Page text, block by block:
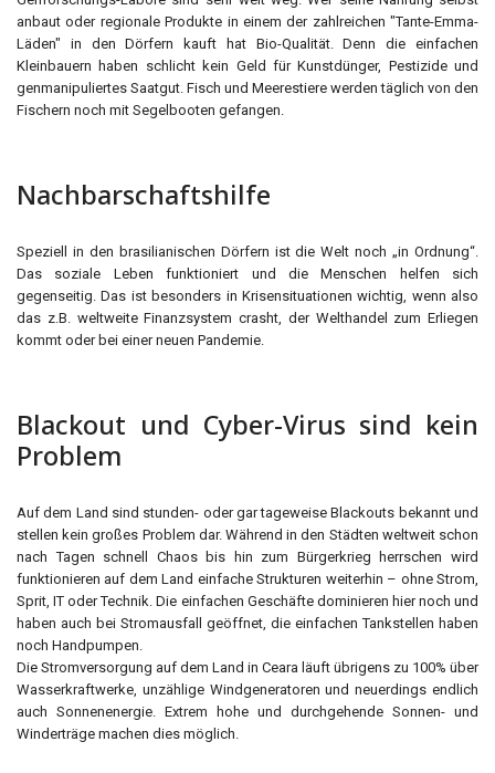
anbaut oder regionale Produkte in einem der zahlreichen "Tante-Emma-
Läden" in den Dörfern kauft hat Bio-Qualität. Denn die einfachen
Kleinbauern haben schlicht kein Geld für Kunstdünger, Pestizide und
genmanipuliertes Saatgut. Fisch und Meerestiere werden täglich von den
Fischern noch mit Segelbooten gefangen.
Nachbarschaftshilfe
Speziell in den brasilianischen Dörfern ist die Welt noch „in Ordnung“.
Das soziale Leben funktioniert und die Menschen helfen sich
gegenseitig. Das ist besonders in Krisensituationen wichtig, wenn also
das z.B. weltweite Finanzsystem crasht, der Welthandel zum Erliegen
kommt oder bei einer neuen Pandemie.
Blackout und Cyber-Virus sind kein
Problem
Auf dem Land sind stunden- oder gar tageweise Blackouts bekannt und
stellen kein großes Problem dar. Während in den Städten weltweit schon
nach Tagen schnell Chaos bis hin zum Bürgerkrieg herrschen wird
funktionieren auf dem Land einfache Strukturen weiterhin – ohne Strom,
Sprit, IT oder Technik. Die einfachen Geschäfte dominieren hier noch und
haben auch bei Stromausfall geöffnet, die einfachen Tankstellen haben
noch Handpumpen.
Die Stromversorgung auf dem Land in Ceara läuft übrigens zu 100% über
Wasserkraftwerke, unzählige Windgeneratoren und neuerdings endlich
auch Sonnenenergie. Extrem hohe und durchgehende Sonnen- und
Winderträge machen dies möglich.